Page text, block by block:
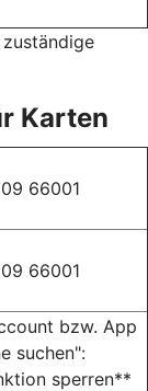
Karten
66001
66001
bzw. App
suchen":
sperren**